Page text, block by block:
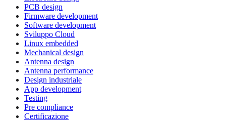
PCB design
Firmware development
Software development
Sviluppo Cloud
Linux embedded
Mechanical design
Antenna design
Antenna performance
Design industriale
App development
Testing
Pre compliance
Certificazione